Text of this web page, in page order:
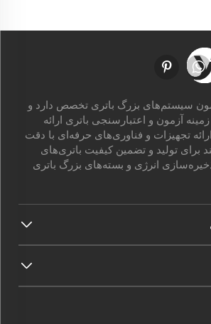
سیستم‌های بزرگ باتری تخصص دارد و
آزمون و اعتبارسنجی باتری ارائه
تجهیزات و فناوری‌های حرفه‌ای با دقت
برای تولید و تضمین کیفیت باتری‌های
انرژی و بسته‌های بزرگ باتری